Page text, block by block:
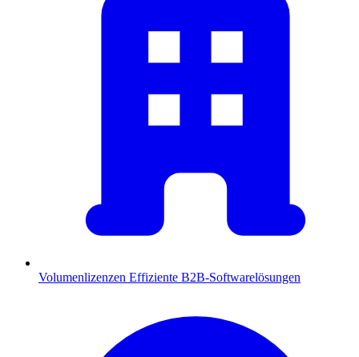
Volumenlizenzen Effiziente B2B-Softwarelösungen